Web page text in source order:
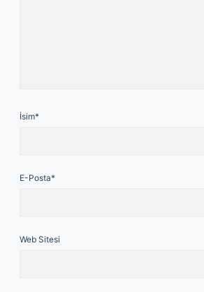
İsim*
E-Posta*
Web Sitesi